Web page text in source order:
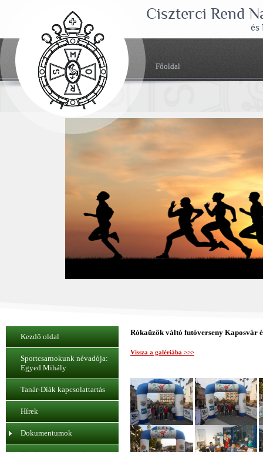
Ciszterci Rend
és
Főoldal
Kezdő oldal
Sportcsarnokunk névadója:
Egyed Mihály
Tanár-Diák kapcsolattartás
Hírek
Dokumentumok
Rókaűzők váltó futóverseny Kaposvár
Vissza a galériába >>>